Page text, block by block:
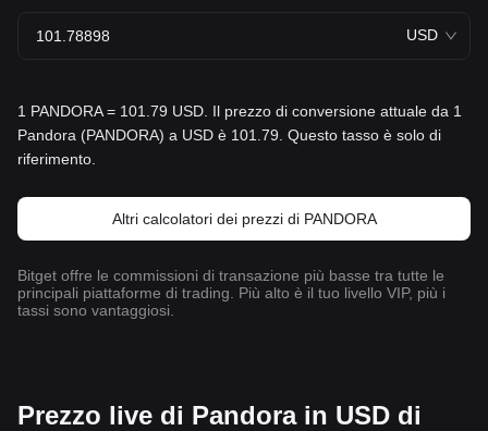
USD
1 PANDORA = 101.79 USD. Il prezzo di conversione attuale da 1
Pandora (PANDORA) a USD è 101.79. Questo tasso è solo di
riferimento.
Altri calcolatori dei prezzi di PANDORA
Bitget offre le commissioni di transazione più basse tra tutte le
principali piattaforme di trading. Più alto è il tuo livello VIP, più i
tassi sono vantaggiosi.
Prezzo live di Pandora in USD di